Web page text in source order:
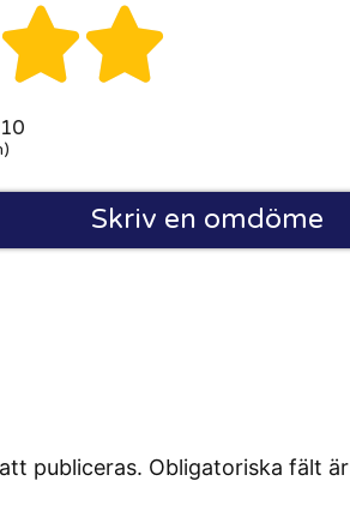

Skriv en omdöme
publiceras. Obligatoriska fält är